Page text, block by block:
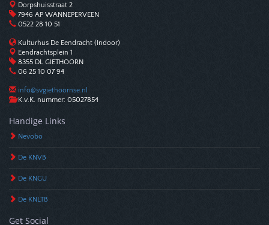
Dorpshuisstraat 2
7946 AP WANNEPERVEEN
0522 28 10 51
Kulturhus De Eendracht (Indoor)
Eendrachtsplein 1
8355 DL GIETHOORN
06 25 10 07 94
info@svgiethoornse.nl
K.v.K. nummer: 05027854
Handige Links
Nevobo
De KNVB
De KNGU
De KNLTB
Get Social